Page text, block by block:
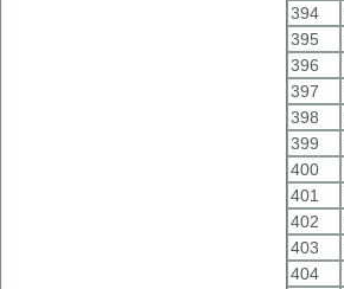
394
395
396
397
398
399
400
401
402
403
404